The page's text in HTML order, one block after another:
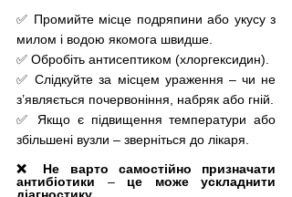
✅ Промийте місце подряпини або укусу з
милом і водою якомога швидше.
✅ Обробіть антисептиком (хлоргексидин).
✅ Слідкуйте за місцем ураження – чи не
з’являється почервоніння, набряк або гній.
✅ Якщо є підвищення температури або
збільшені вузли – зверніться до лікаря.
❌ Не варто самостійно призначати
антибіотики – це може ускладнити